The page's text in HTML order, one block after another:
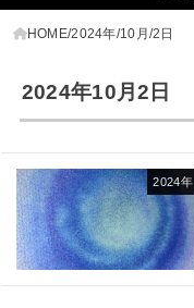
HOME 2024年 10月 2日
2024年10月2日
2024年